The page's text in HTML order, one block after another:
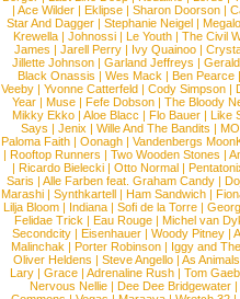
|Ace Wilder |Eklipse |Sharon Doorson |
Star And Dagger | Stephanie Neigel |
Krewella | Johnossi | Le Youth | The Civil
James | Jarell Perry | Ivy Quainoo |
Jillette Johnson | Garland Jeffreys |
Black Onassis | Wes Mack | Ben Pearce
Veeby | Yvonne Catterfeld | Cody Simpson |
Year |Muse |Fefe Dobson |The Bloody
Mikky Ekko | Aloe Blacc | Flo Bauer | Like
Says | Jenix | Wille And The Bandits | MO
Paloma Faith |Oonagh |Vandenbergs
|Rooftop Runners |Two Wooden Stones |
| Ricardo Bielecki | Otto Normal |
Saris | Alle Farben feat. Graham Candy |
Marashi | Synthkartell | Ham Sandwich |
Lilja Bloom | Indiana | Sofi de la Torre |
Felidae Trick | Eau Rouge | Michel van
Secondcity |Eisenhauer |Woody Pitney |
Malinchak |Porter Robinson | Iggy and
Oliver Heldens |Steve Angello |As Animals
Lary | Grace | Adrenaline Rush | Tom
Nervous Nellie | Dee Dee Bridgewater |